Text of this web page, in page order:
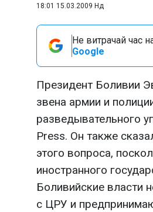
18:01 15.03.2009 Нд
Не витрачай час
Google
Президент Боливии
звена армии и
разведывательного
Press. Он также
этого вопроса,
иностранного
Боливийские власти
с ЦРУ и